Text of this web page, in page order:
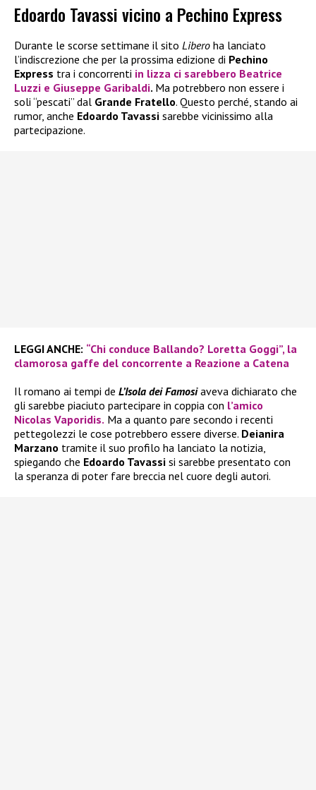
Edoardo Tavassi vicino a Pechino Express
Durante le scorse settimane il sito Libero ha lanciato
l’indiscrezione che per la prossima edizione di Pechino
Express tra i concorrenti in lizza ci sarebbero Beatrice
Luzzi e Giuseppe Garibaldi. Ma potrebbero non essere i
soli “pescati” dal Grande Fratello. Questo perché, stando ai
rumor, anche Edoardo Tavassi sarebbe vicinissimo alla
partecipazione.
LEGGI ANCHE: “Chi conduce Ballando? Loretta Goggi”, la
clamorosa gaffe del concorrente a Reazione a Catena
Il romano ai tempi de L’Isola dei Famosiaveva dichiarato che
gli sarebbe piaciuto partecipare in coppia con l’amico
Nicolas Vaporidis. Ma a quanto pare secondo i recenti
pettegolezzi le cose potrebbero essere diverse. Deianira
Marzano tramite il suo profilo ha lanciato la notizia,
spiegando che Edoardo Tavassi si sarebbe presentato con
la speranza di poter fare breccia nel cuore degli autori.